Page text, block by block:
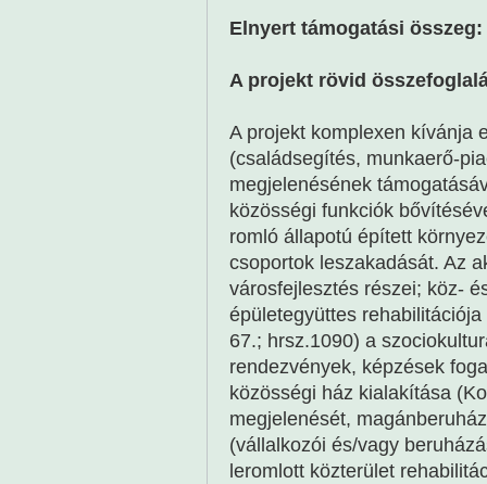
Elnyert támogatási összeg:
A projekt rövid
A projekt komplexen kívánja
(családsegítés, munkaerő-
megjelenésének
közösségi funkciók
romló állapotú épített
csoportok leszakadását. Az
városfejlesztés részei; köz-
épületegyüttes
67.; hrsz.1090) a
rendezvények, képzések
közösségi ház kialakítása
megjelenését,
(vállalkozói és/vagy
leromlott közterület